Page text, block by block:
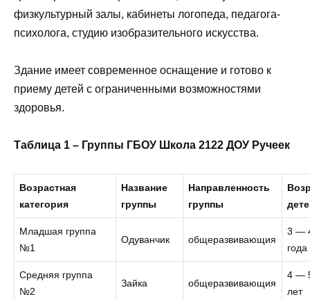
физкультурный залы, кабинеты логопеда, педагога-
психолога, студию изобразительного искусства.
Здание имеет современное оснащение и готово к
приему детей с ограниченными возможностями
здоровья.
Таблица 1 – Группы ГБОУ Школа 2122 ДОУ Ручеек
Возрастная
категория
Название
группы
Направленность
группы
Младшая группа
№1
Одуванчик общеразвивающия
3 —
года
Средняя группа
№2
Зайка общеразвивающия
4 —
лет